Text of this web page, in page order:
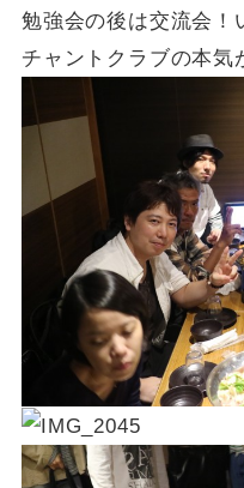
勉強会の後は交流会！
チャントクラブの本気